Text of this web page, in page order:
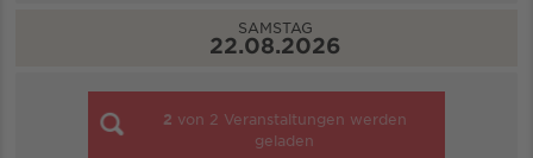
SAMSTAG
22.08.2026
2 von 2 Veranstaltungen werden
geladen